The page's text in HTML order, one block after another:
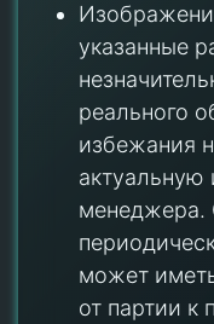
указанные
реального
избежания
менеджера.
может
от партии к